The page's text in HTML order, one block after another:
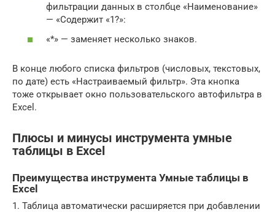
фильтрации данных в столбце «Наименование»
— «Содержит «1?»:
«*» — заменяет несколько знаков.
В конце любого списка фильтров (числовых, текстовых,
по дате) есть «Настраиваемый фильтр». Эта кнопка
тоже открывает окно пользовательского автофильтра в
Excel.
Плюсы и минусы инструмента умные
таблицы в Excel
Преимущества инструмента Умные таблицы в
Excel
1. Таблица автоматически расширяется при добавлении